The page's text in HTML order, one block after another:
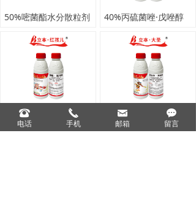
50%嘧菌酯水分散粒剂 40%丙硫菌唑·戊唑醇
6%阿维·氯苯酰悬浮剂
뀰
电话
끅
手机
낂
邮箱
끁
留言